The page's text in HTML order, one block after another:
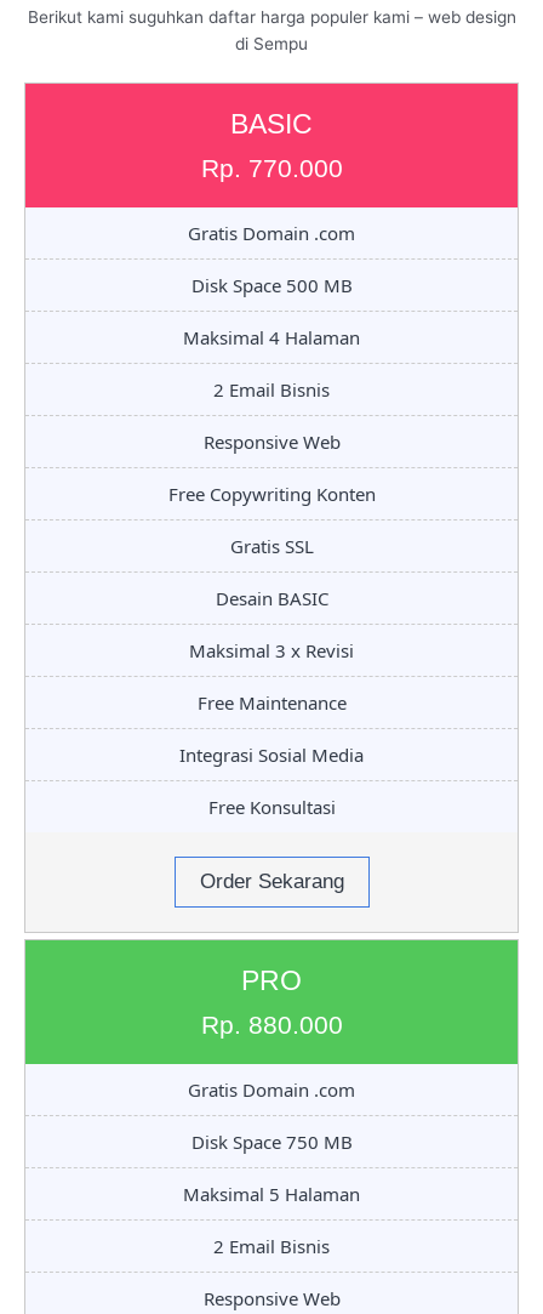
Berikut kami suguhkan daftar harga populer kami – web design
di Sempu
BASIC
Rp. 770.000
Gratis Domain .com
Disk Space 500 MB
Maksimal 4 Halaman
2 Email Bisnis
Responsive Web
Free Copywriting Konten
Gratis SSL
Desain BASIC
Maksimal 3 x Revisi
Free Maintenance
Integrasi Sosial Media
Free Konsultasi
Order Sekarang
PRO
Rp. 880.000
Gratis Domain .com
Disk Space 750 MB
Maksimal 5 Halaman
2 Email Bisnis
Responsive Web